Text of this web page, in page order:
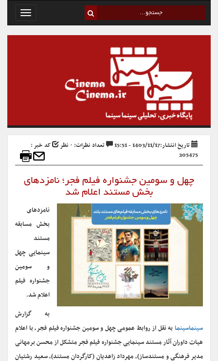
Toggle
تاریخ انتشار:1403/11/17 - 15:51 تعداد نظرات: ۰ نظر
کد خبر :
205475
چهل و سومین جشنواره فیلم فجر؛ نامزدهای
بخش مستند اعلام شد
نامزدهای
بخش مسابقه
مستند
سینمایی چهل
و سومین
جشنواره فیلم
اعلام شد.
به گزارش
سینماسینمابه نقل از روابط عمومی چهل و سومین جشنواره فیلم فجر، با اعلام
هیات داوران آثار مستند سینمایی جشنواره فیلم فجر متشکل از محسن برمهانی
مدیر فرهنگی و مستندساز)، مهرداد زاهدیان (کارگردان مستند)، سعید رشتیان